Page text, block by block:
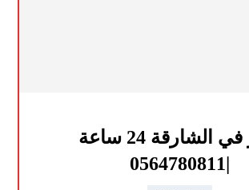
نجار في الشارقة 24 ساعة
|0564780811